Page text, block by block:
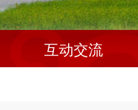
互动交流